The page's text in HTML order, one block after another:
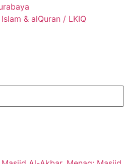
& alQuran / LKIQ